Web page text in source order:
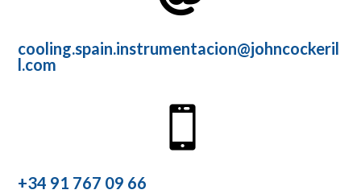
cooling.spain.instrumentacion@johncockeril
l.com

+34 91 767 09 66